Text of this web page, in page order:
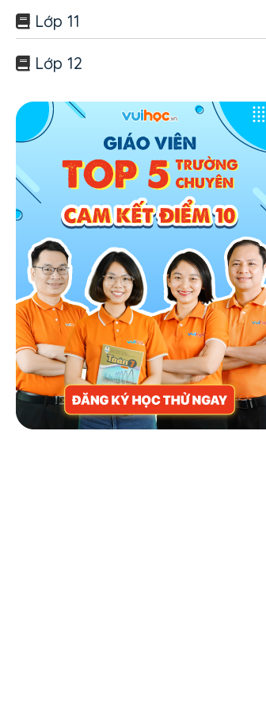
Lớp 11
Lớp 12